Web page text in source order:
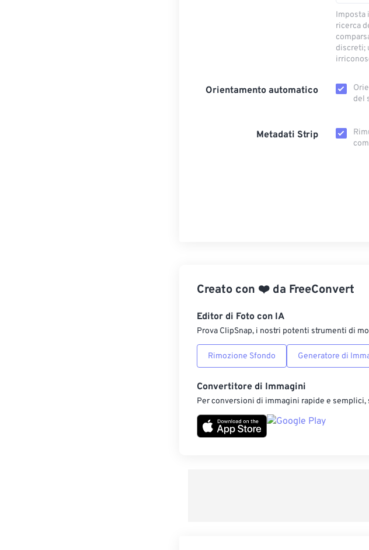
Imposta
ricerca
discreti;
Orientamento automatico
del
Metadati Strip
Creato con ❤️ da FreeConvert
Editor di Foto con IA
Prova ClipSnap, i nostri potenti strumenti di
Rimozione Sfondo Generatore di
Convertitore di Immagini
Per conversioni di immagini rapide e